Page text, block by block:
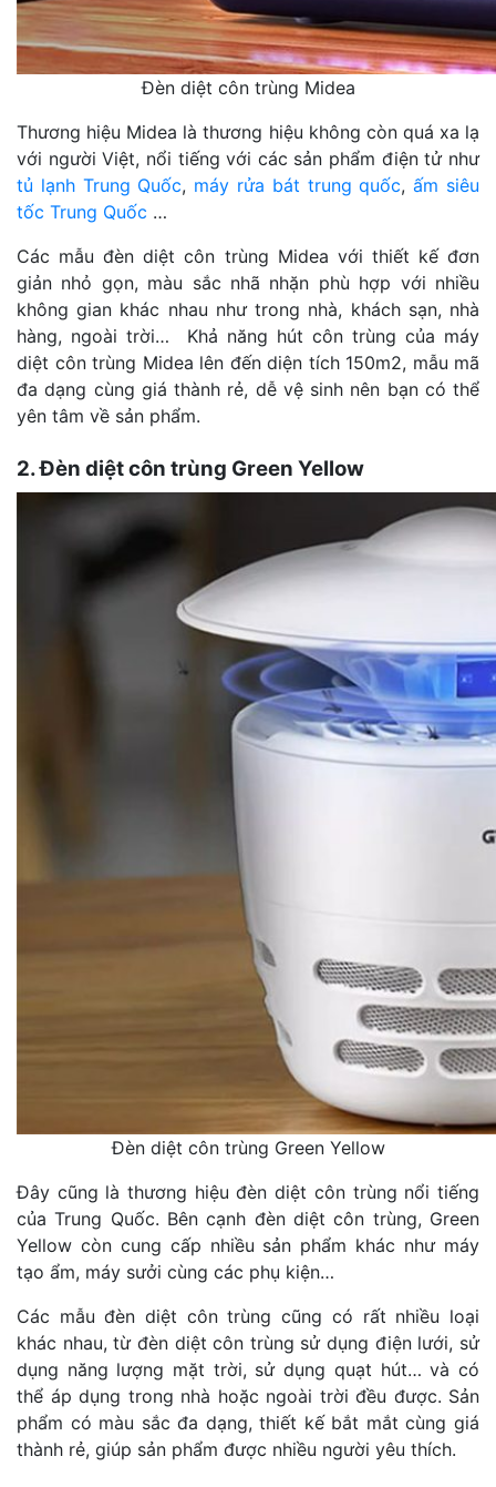
Đèn diệt côn trùng Midea
Thương hiệu Midea là thương hiệu không còn quá xa lạ
với người Việt, nổi tiếng với các sản phẩm điện tử như
tủ lạnh Trung Quốc, máy rửa bát trung quốc,ấm siêu
tốc Trung Quốc …
Các mẫu đèn diệt côn trùng Midea với thiết kế đơn
giản nhỏ gọn, màu sắc nhã nhặn phù hợp với nhiều
không gian khác nhau như trong nhà, khách sạn, nhà
hàng, ngoài trời… Khả năng hút côn trùng của máy
diệt côn trùng Midea lên đến diện tích 150m2, mẫu mã
đa dạng cùng giá thành rẻ, dễ vệ sinh nên bạn có thể
yên tâm về sản phẩm.
2. Đèn diệt côn trùng Green Yellow
Đèn diệt côn trùng Green Yellow
Đây cũng là thương hiệu đèn diệt côn trùng nổi tiếng
của Trung Quốc. Bên cạnh đèn diệt côn trùng, Green
Yellow còn cung cấp nhiều sản phẩm khác như máy
tạo ẩm, máy sưởi cùng các phụ kiện…
Các mẫu đèn diệt côn trùng cũng có rất nhiều loại
khác nhau, từ đèn diệt côn trùng sử dụng điện lưới, sử
dụng năng lượng mặt trời, sử dụng quạt hút… và có
thể áp dụng trong nhà hoặc ngoài trời đều được. Sản
phẩm có màu sắc đa dạng, thiết kế bắt mắt cùng giá
thành rẻ, giúp sản phẩm được nhiều người yêu thích.